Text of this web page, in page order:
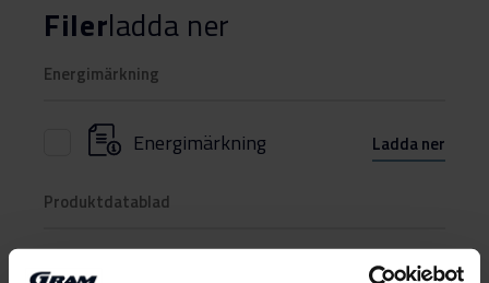
Filerladda ner
Energimärkning
Energimärkning Ladda ner
Produktdatablad